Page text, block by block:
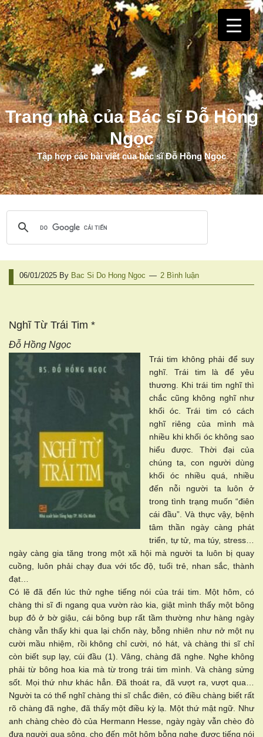
Trang nhà của Bác sĩ Đỗ Hồng
Ngọc
Tập hợp các bài viết của bác sĩ Đỗ Hồng Ngọc
06/01/2025 By Bac Si Do Hong Ngoc 2 Bình luận
Nghĩ Từ Trái Tim *
Đỗ Hồng Ngọc
Trái tim không phải để suy
nghĩ. Trái tim là để yêu
thương. Khi trái tim nghĩ thì
chắc cũng không nghĩ như
khối óc. Trái tim có cách
nghĩ riêng của mình mà
nhiều khi khối óc không sao
hiểu được. Thời đại của
chúng ta, con người dùng
khối óc nhiều quá, nhiều
đến nỗi người ta luôn ở
trong tình trạng muốn “điên
cái đầu”. Và thực vậy, bệnh
tâm thần ngày càng phát
triển, tự tử, ma túy, stress…
ngày càng gia tăng trong một xã hội mà người ta luôn bị quay
cuồng, luôn phải chạy đua với tốc độ, tuổi trẻ, nhan sắc, thành
đạt…
Có lẽ đã đến lúc thử nghe tiếng nói của trái tim. Một hôm, có
chàng thi sĩ đi ngang qua vườn rào kia, giật mình thấy một bông
bụp đỏ ở bờ giậu, cái bông bụp rất tầm thường như hàng ngày
chàng vẫn thấy khi qua lại chốn này, bỗng nhiên như nở một nụ
cười mầu nhiệm, rồi không chỉ cười, nó hát, và chàng thi sĩ chỉ
còn biết sụp lạy, cúi đầu (1). Vâng, chàng đã nghe. Nghe không
phải từ bông hoa kia mà từ trong trái tim mình. Và chàng sửng
sốt. Mọi thứ như khác hẳn. Đã thoát ra, đã vượt ra, vượt qua…
Người ta có thể nghĩ chàng thi sĩ chắc điên, có điều chàng biết rất
rõ chàng đã nghe, đã thấy một điều kỳ lạ. Một thứ mật ngữ. Như
anh chàng chèo đò của Hermann Hesse, ngày ngày vẫn chèo đò
đưa người qua sông, cho đến một hôm bỗng nghe được tiếng nói